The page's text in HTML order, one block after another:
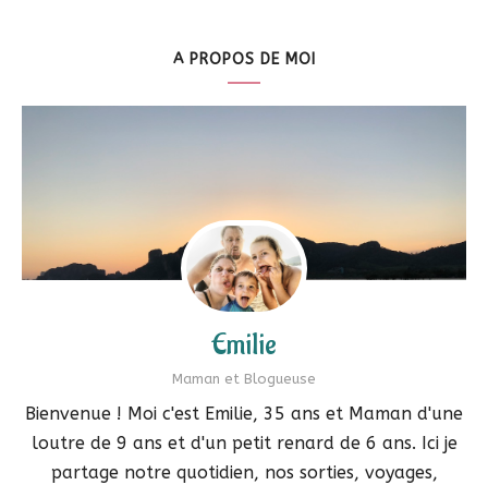
A PROPOS DE MOI
Emilie
Maman et Blogueuse
Bienvenue ! Moi c'est Emilie, 35 ans et Maman d'une
loutre de 9 ans et d'un petit renard de 6 ans. Ici je
partage notre quotidien, nos sorties, voyages,